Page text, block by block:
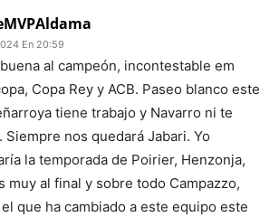
En 20:59
al campeón, incontestable em
Copa Rey y ACB. Paseo blanco este
tiene trabajo y Navarro ni te
Siempre nos quedará Jabari. Yo
la temporada de Poirier, Henzonja,
muy al final y sobre todo Campazzo,
que ha cambiado a este equipo este